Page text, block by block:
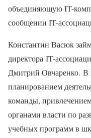
объединяющую IT-
сообщении IT-
Константин Васюк
директора IT-
Дмитрий Овчаренко. В
планированием
команды,
органами власти по
учебных программ в